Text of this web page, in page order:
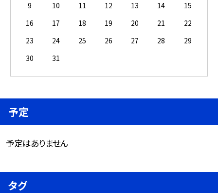
9
10 11 12 13 14
15
16
17 18 19 20 21
22
23
24 25 26 27 28
29
30
31
予定
予定はありません
タグ